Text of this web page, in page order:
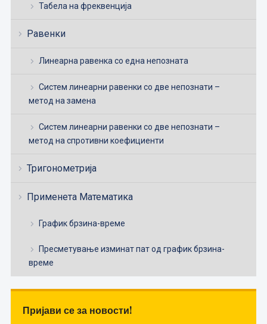
Табела на фреквенција
Равенки
Линеарна равенка со една непозната
Систем линеарни равенки со две непознати –
метод на замена
Систем линеарни равенки со две непознати –
метод на спротивни коефициенти
Тригонометрија
Применета Математика
График брзина-време
Пресметување изминат пат од график брзина-
време
Пријави се за новости!